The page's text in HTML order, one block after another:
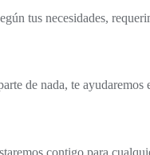
tus necesidades,
de nada, te ayudaremos